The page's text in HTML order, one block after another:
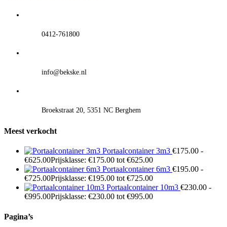
0412-761800
info@bekske.nl
Broekstraat 20, 5351 NC Berghem
Meest verkocht
Portaalcontainer 3m3 €175.00 -
€625.00Prijsklasse: €175.00 tot €625.00
Portaalcontainer 6m3 €195.00 -
€725.00Prijsklasse: €195.00 tot €725.00
Portaalcontainer 10m3 €230.00 -
€995.00Prijsklasse: €230.00 tot €995.00
Pagina’s